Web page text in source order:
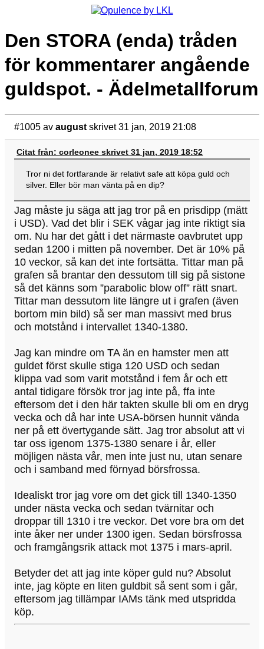
Den STORA (enda) tråden
för kommentarer angående
guldspot. - Ädelmetallforum
#1005 av august skrivet 31 jan, 2019 21:08
Citat från: corleonee skrivet 31 jan, 2019 18:52
Tror ni det fortfarande är relativt safe att köpa guld och
silver. Eller bör man vänta på en dip?
Jag måste ju säga att jag tror på en prisdipp (mätt
i USD). Vad det blir i SEK vågar jag inte riktigt sia
om. Nu har det gått i det närmaste oavbrutet upp
sedan 1200 i mitten på november. Det är 10% på
10 veckor, så kan det inte fortsätta. Tittar man på
grafen så brantar den dessutom till sig på sistone
så det känns som ”parabolic blow off” rätt snart.
Tittar man dessutom lite längre ut i grafen (även
bortom min bild) så ser man massivt med brus
och motstånd i intervallet 1340-1380.
Jag kan mindre om TA än en hamster men att
guldet först skulle stiga 120 USD och sedan
klippa vad som varit motstånd i fem år och ett
antal tidigare försök tror jag inte på, ffa inte
eftersom det i den här takten skulle bli om en dryg
vecka och då har inte USA-börsen hunnit vända
ner på ett övertygande sätt. Jag tror absolut att vi
tar oss igenom 1375-1380 senare i år, eller
möjligen nästa vår, men inte just nu, utan senare
och i samband med förnyad börsfrossa.
Idealiskt tror jag vore om det gick till 1340-1350
under nästa vecka och sedan tvärnitar och
droppar till 1310 i tre veckor. Det vore bra om det
inte åker ner under 1300 igen. Sedan börsfrossa
och framgångsrik attack mot 1375 i mars-april.
Betyder det att jag inte köper guld nu? Absolut
inte, jag köpte en liten guldbit så sent som i går,
eftersom jag tillämpar IAMs tänk med utspridda
köp.